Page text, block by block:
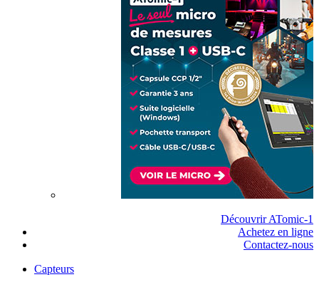
Découvrir ATomic-1
Achetez en ligne
Contactez-nous
Capteurs